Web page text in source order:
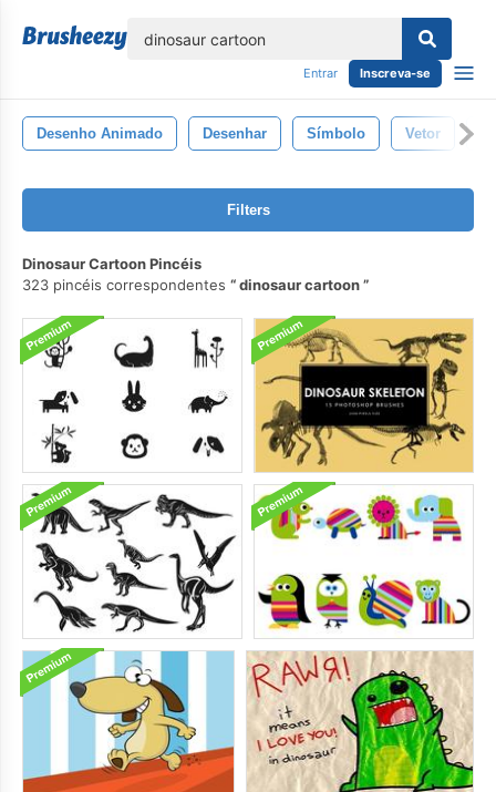
Entrar Inscreva-se
Desenho Animado Desenhar Símbolo Vetor
Filters
Dinosaur Cartoon Pincéis
323 pincéis correspondentes
dinosaur cartoon